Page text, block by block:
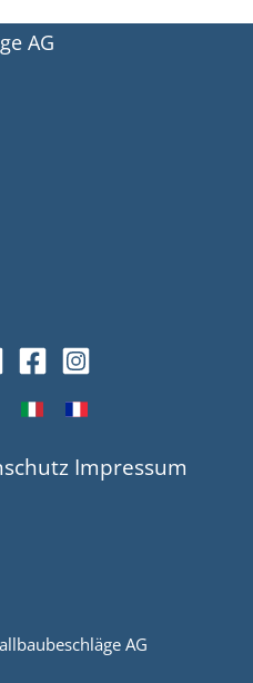
AG
Impressum
AG